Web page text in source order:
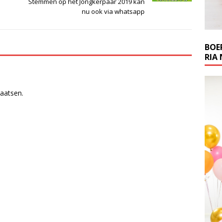
nu ook via whatsapp
RIA